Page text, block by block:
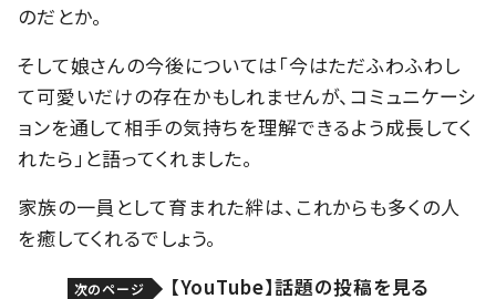
のだとか。
そして娘さんの今後については「今はただふわふわし
て可愛いだけの存在かもしれませんが、コミュニケーシ
ョンを通して相手の気持ちを理解できるよう成長してく
れたら」と語ってくれました。
家族の一員として育まれた絆は、これからも多くの人
を癒してくれるでしょう。
次のページ 【YouTube】話題の投稿を見る